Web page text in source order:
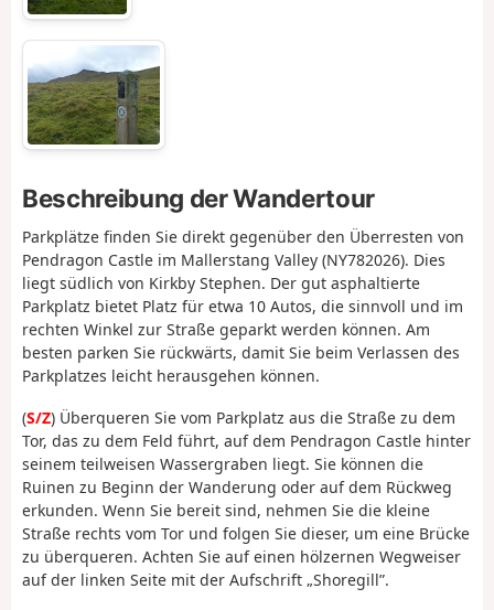
Beschreibung der Wandertour
Parkplätze finden Sie direkt gegenüber den Überresten von
Pendragon Castle im Mallerstang Valley (NY782026). Dies
liegt südlich von Kirkby Stephen. Der gut asphaltierte
Parkplatz bietet Platz für etwa 10 Autos, die sinnvoll und im
rechten Winkel zur Straße geparkt werden können. Am
besten parken Sie rückwärts, damit Sie beim Verlassen des
Parkplatzes leicht herausgehen können.
(S/Z) Überqueren Sie vom Parkplatz aus die Straße zu dem
Tor, das zu dem Feld führt, auf dem Pendragon Castle hinter
seinem teilweisen Wassergraben liegt. Sie können die
Ruinen zu Beginn der Wanderung oder auf dem Rückweg
erkunden. Wenn Sie bereit sind, nehmen Sie die kleine
Straße rechts vom Tor und folgen Sie dieser, um eine Brücke
zu überqueren. Achten Sie auf einen hölzernen Wegweiser
auf der linken Seite mit der Aufschrift „Shoregill”.